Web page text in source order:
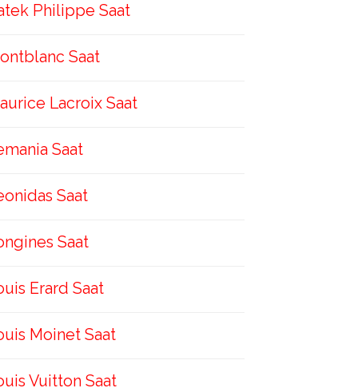
Philippe Saat
Saat
Lacroix Saat
Saat
Saat
Saat
Erard Saat
Moinet Saat
Vuitton Saat